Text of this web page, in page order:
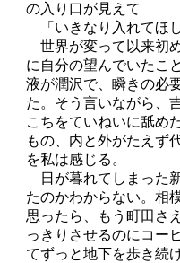
の入り口が見えて
「いきなり入れてほし
世界が変って以来初
に自分の望んでいたこ
液が潤沢で、瞬きの必
た。そう言いながら、
こちをていねいに舐め
もの、内と外がたえず
を私は感じる。
日が暮れてしまった
たのかわからない。相
思ったら、もう町田さ
っきりさせるのにコー
てずっと地下を歩き続